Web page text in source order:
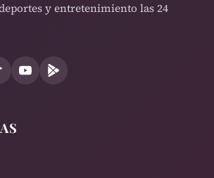
y entretenimiento las 24